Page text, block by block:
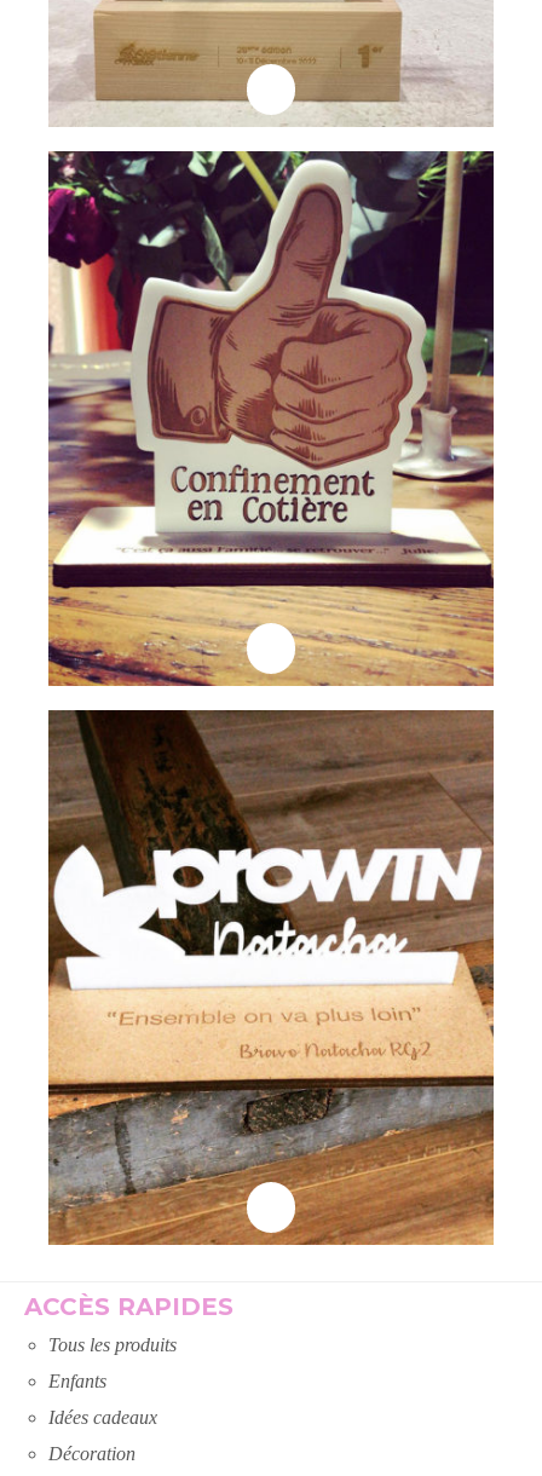
Lire la suite
Lire la suite
Professionnels
Trophée Cotière
Professionnels
Trophée Prowin
ACCÈS RAPIDES
Tous les produits
Enfants
Idées cadeaux
Décoration